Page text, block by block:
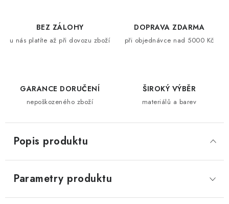
BEZ ZÁLOHY
u nás platíte až při dovozu zboží
DOPRAVA ZDARMA
při objednávce nad 5000 Kč
GARANCE DORUČENÍ
nepoškozeného zboží
ŠIROKÝ VÝBĚR
materiálů a barev
Popis produktu
Parametry produktu